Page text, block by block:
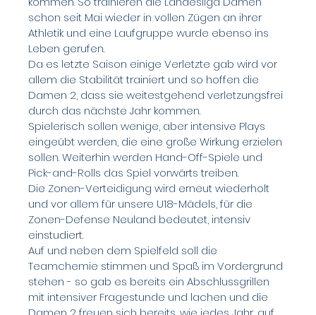
schon seit Mai wieder in vollen Zügen an ihrer
Athletik und eine Laufgruppe wurde ebenso ins
Leben gerufen.
Da es letzte Saison einige Verletzte gab wird vor
allem die Stabilität trainiert und so hoffen die
Damen 2, dass sie weitestgehend verletzungsfrei
durch das nächste Jahr kommen.
Spielerisch sollen wenige, aber intensive Plays
eingeübt werden, die eine große Wirkung erzielen
sollen. Weiterhin werden Hand-Off-Spiele und
Pick-and-Rolls das Spiel vorwärts treiben.
Die Zonen-Verteidigung wird erneut wiederholt
und vor allem für unsere U18-Mädels, für die
Zonen-Defense Neuland bedeutet, intensiv
einstudiert.
Auf und neben dem Spielfeld soll die
Teamchemie stimmen und Spaß im Vordergrund
stehen - so gab es bereits ein Abschlussgrillen
mit intensiver Fragestunde und lachen und die